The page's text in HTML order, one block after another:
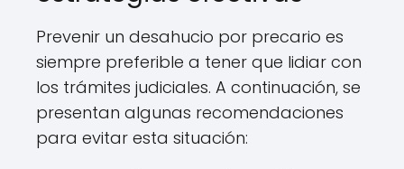
Prevenir un desahucio por precario es
siempre preferible a tener que lidiar con
los trámites judiciales. A continuación, se
presentan algunas recomendaciones
para evitar esta situación: